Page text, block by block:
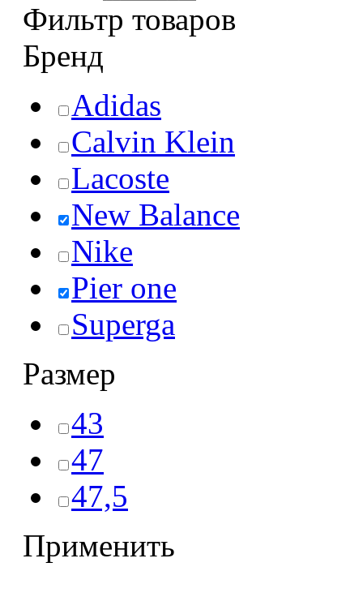
Фильтр товаров
Бренд
Adidas
Calvin Klein
Lacoste
New Balance
Nike
Pier one
Superga
Размер
43
47
47,5
Применить